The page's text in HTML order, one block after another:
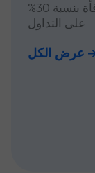
قم بشحن حسابك واحصل على مكافأة بنسبة 30%
على التداول
عرض الكل